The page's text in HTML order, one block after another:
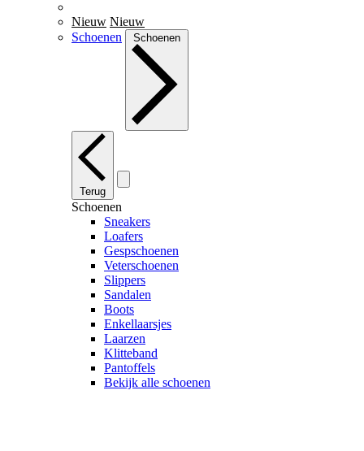
Nieuw Nieuw
Schoenen
Schoenen
Terug
Schoenen
Sneakers
Loafers
Gespschoenen
Veterschoenen
Slippers
Sandalen
Boots
Enkellaarsjes
Laarzen
Klitteband
Pantoffels
Bekijk alle schoenen